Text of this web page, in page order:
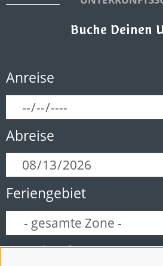
Buche Deinen
Anreise
Abreise
Feriengebiet
Unterkunftstyp